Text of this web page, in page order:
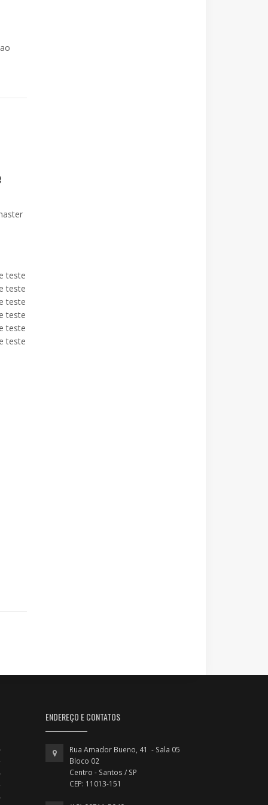
teste
teste
teste
teste
teste
teste
ENDEREÇO E CONTATOS
Rua Amador Bueno, 41 - Sala 05
Bloco 02
Centro - Santos / SP
CEP: 11013-151